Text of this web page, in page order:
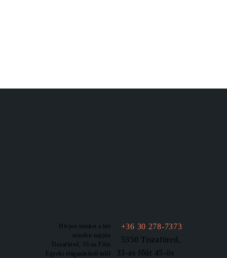
+36 30 278-7373
5350 Tiszafüred,
33-as főút 45-ös
Hívjon minket a hét
minden napján
Tiszafüred, 33-as Főút
Egyeki elágazásánál talál